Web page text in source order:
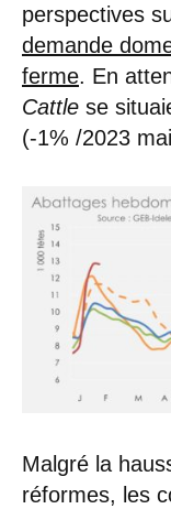
perspectives
demande
ferme. En
Cattle se
(-1% /2023
Malgré la
réformes, les